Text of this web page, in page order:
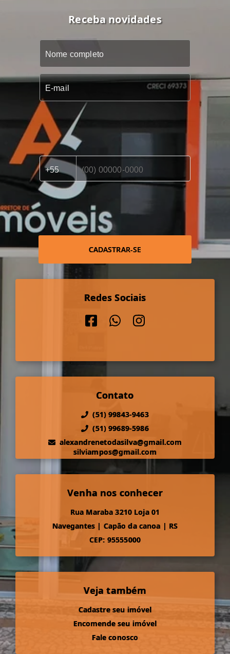
Receba novidades
CADASTRAR-SE
Redes Sociais
Contato
(51) 99843-9463
(51) 99689-5986
alexandrenetodasilva@gmail.com
silviampos@gmail.com
Venha nos conhecer
Rua Maraba 3210 Loja 01
Navegantes | Capão da canoa | RS
CEP: 95555000
Veja também
Cadastre seu imóvel
Encomende seu imóvel
Fale conosco